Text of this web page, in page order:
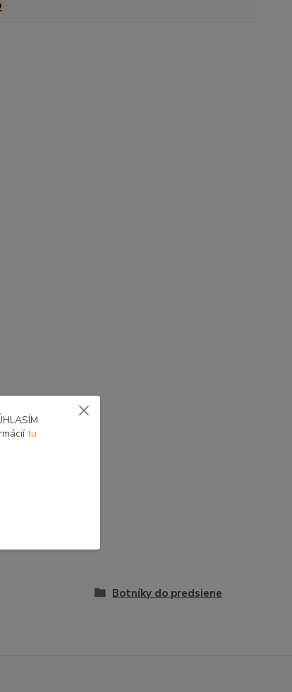
Botníky do predsiene
tu